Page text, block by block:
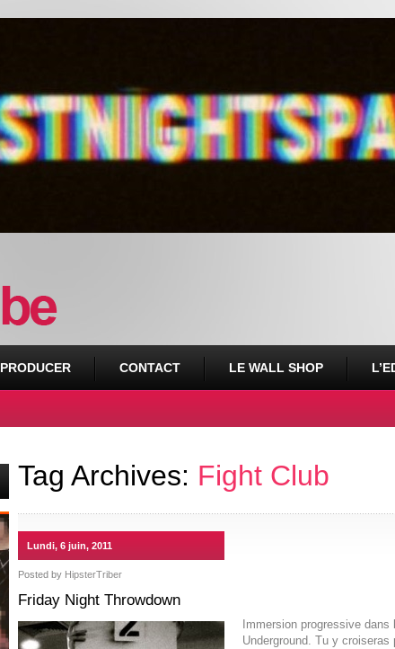
PRODUCER CONTACT LE WALL SHOP
Tag Archives: Fight Club
Lundi, 6 juin, 2011
Posted by HipsterTriber
Friday Night Throwdown
Immersion progressive
Underground. Tu y